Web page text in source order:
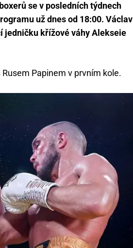
se v posledních týdnech
už dnes od 18:00. Václav
jedničku křížové váhy Alekseie
Papinem v prvním kole.